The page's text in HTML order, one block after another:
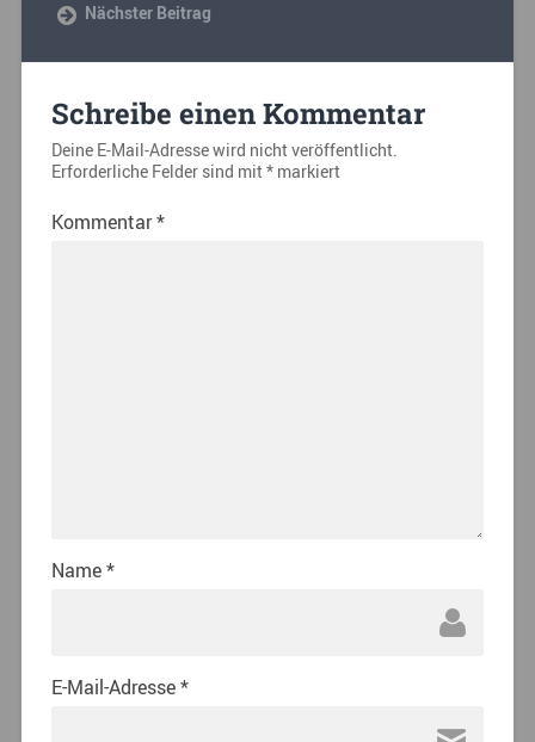
Nächster Beitrag
Schreibe einen Kommentar
Deine E-Mail-Adresse wird nicht veröffentlicht.
Erforderliche Felder sind mit*markiert
Kommentar*
Name*
E-Mail-Adresse*